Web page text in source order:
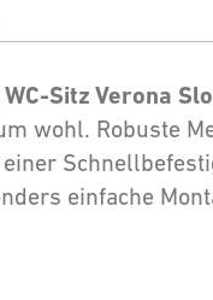
WC-Sitz Verona
wohl. Robuste
einfache